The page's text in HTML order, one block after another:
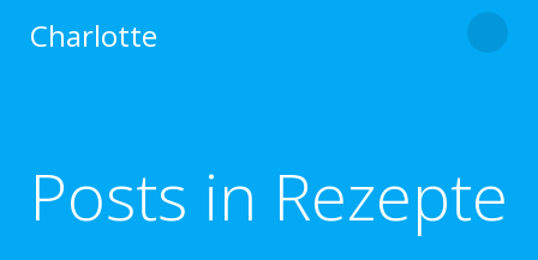
Charlotte
Posts in Rezepte